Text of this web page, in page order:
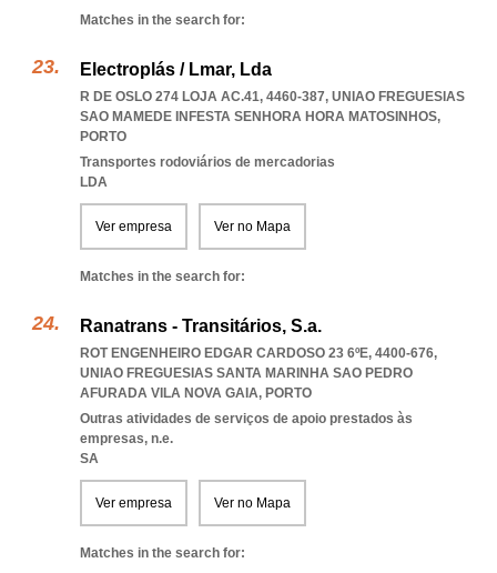
Matches in the search for:
Electroplás / Lmar, Lda
R DE OSLO 274 LOJA AC.41, 4460-387, UNIAO FREGUESIAS
SAO MAMEDE INFESTA SENHORA HORA MATOSINHOS,
PORTO
Transportes rodoviários de mercadorias
LDA
Ver empresa Ver no Mapa
Matches in the search for:
Ranatrans - Transitários, S.a.
ROT ENGENHEIRO EDGAR CARDOSO 23 6ºE, 4400-676,
UNIAO FREGUESIAS SANTA MARINHA SAO PEDRO
AFURADA VILA NOVA GAIA, PORTO
Outras atividades de serviços de apoio prestados às
empresas, n.e.
SA
Ver empresa Ver no Mapa
Matches in the search for: